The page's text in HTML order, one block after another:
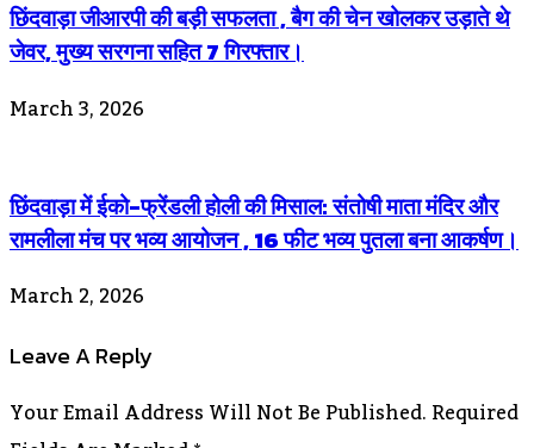
छिंदवाड़ा जीआरपी की बड़ी सफलता , बैग की चेन खोलकर उड़ाते थे
जेवर, मुख्य सरगना सहित 7 गिरफ्तार।
March 3, 2026
छिंदवाड़ा में ईको-फ्रेंडली होली की मिसाल: संतोषी माता मंदिर और
रामलीला मंच पर भव्य आयोजन , 16 फीट भव्य पुतला बना आकर्षण।
March 2, 2026
Leave A Reply
Your Email Address Will Not Be Published.Required